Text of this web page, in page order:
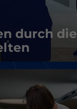
durch die